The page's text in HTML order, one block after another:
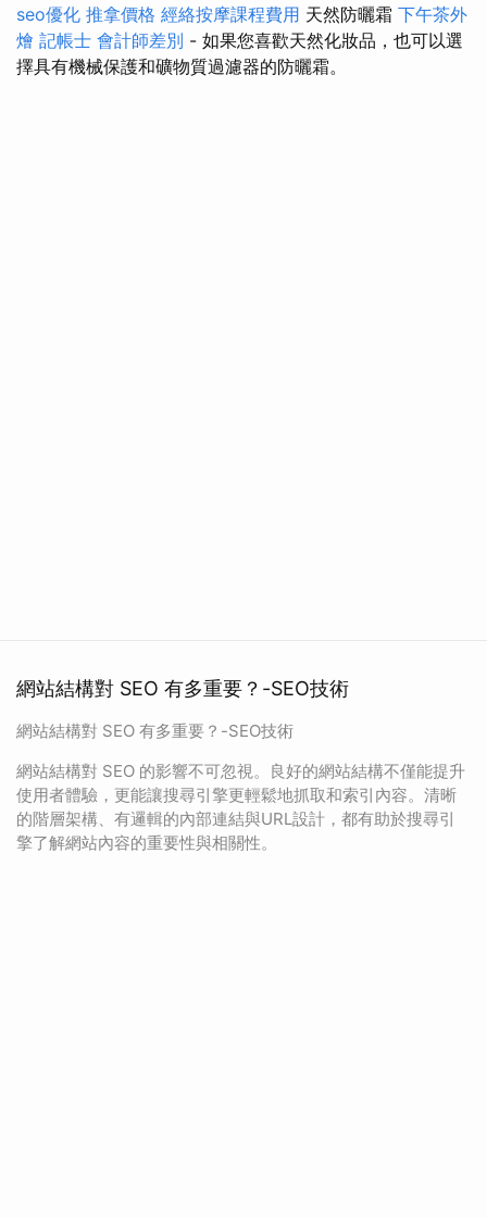
seo優化 推拿價格 經絡按摩課程費用 天然防曬霜 下午茶外
燴 記帳士 會計師差別 - 如果您喜歡天然化妝品，也可以選
擇具有機械保護和礦物質過濾器的防曬霜。
網站結構對 SEO 有多重要？-SEO技術
網站結構對 SEO 有多重要？-SEO技術
網站結構對 SEO 的影響不可忽視。良好的網站結構不僅能提升
使用者體驗，更能讓搜尋引擎更輕鬆地抓取和索引內容。清晰
的階層架構、有邏輯的內部連結與URL設計，都有助於搜尋引
擎了解網站內容的重要性與相關性。